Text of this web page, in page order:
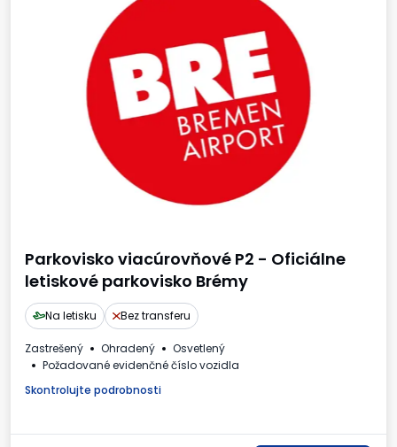
Parkovisko viacúrovňové P2 - Oficiálne
letiskové parkovisko Brémy
Na letisku Bez transferu
Zastrešený Ohradený
Osvetlený
Požadované evidenčné číslo vozidla
Skontrolujte podrobnosti